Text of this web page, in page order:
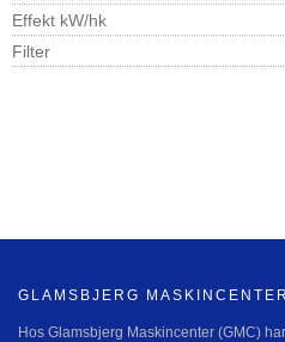
Effekt kW/hk
Filter
GLAMSBJERG MASKINCENTER
Hos Glamsbjerg Maskincenter (GMC)